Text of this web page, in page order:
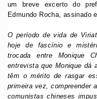
um breve excerto do
Edmundo Rocha, assinado
O período de vida de
hoje de fascínio e
trocada entre Monique
entrevista que Monique dá
têm o mérito de rasgar
primeira vez, compreender
comunistas chineses